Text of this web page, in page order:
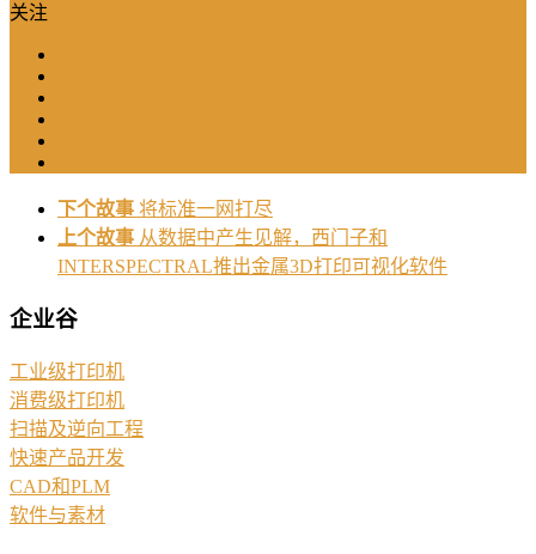
关注
下个故事 将标准一网打尽
上个故事 从数据中产生见解，西门子和
INTERSPECTRAL推出金属3D打印可视化软件
企业谷
工业级打印机
消费级打印机
扫描及逆向工程
快速产品开发
CAD和PLM
软件与素材